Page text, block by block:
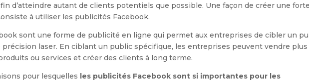
d’atteindre autant de clients potentiels que possible. Une façon de créer une
à utiliser les publicités Facebook.
sont une forme de publicité en ligne qui permet aux entreprises de cibler un
précision laser. En ciblant un public spécifique, les entreprises peuvent vendre plus
ou services et créer des clients à long terme.
pour lesquelles les publicités Facebook sont si importantes pour les